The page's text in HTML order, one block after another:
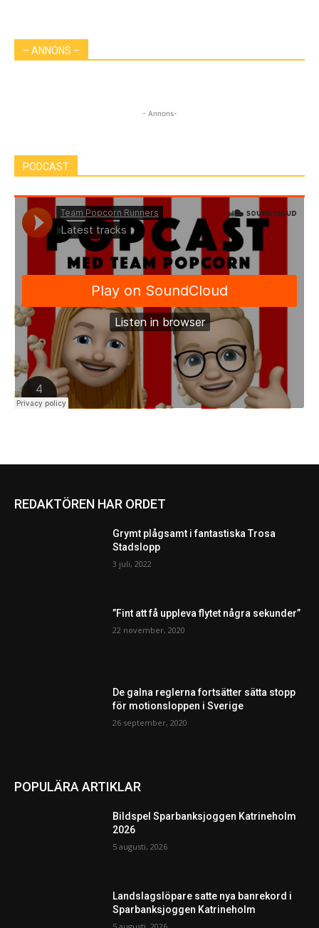
– ANNONS –
- Annons-
PODCAST
REDAKTÖREN HAR ORDET
Grymt plågsamt i fantastiska Trosa
Stadslopp
3 juli, 2022
”Fint att få uppleva flytet några sekunder”
22 november, 2020
De galna reglerna fortsätter sätta stopp
för motionsloppen i Sverige
26 september, 2020
POPULÄRA ARTIKLAR
Bildspel Sparbanksjoggen Katrineholm
2026
5 augusti, 2026
Landslagslöpare satte nya banrekord i
Sparbanksjoggen Katrineholm